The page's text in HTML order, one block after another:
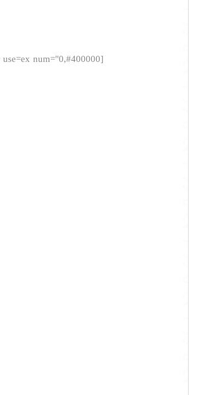
[poem=font="simplified arabic,6,#3100ff,bold,normal" bkcolor="" bkimage="" border="none,4,#400000" type=0 line=0 align=center use=ex num="0,#400000"]